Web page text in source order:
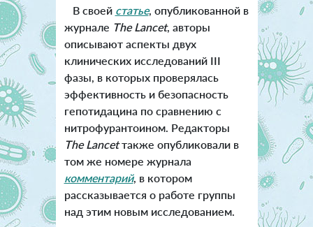
В своей статье, опубликованной в
журнале The Lancet, авторы
описывают аспекты двух
клинических исследований III
фазы, в которых проверялась
эффективность и безопасность
гепотидацина по сравнению с
нитрофурантоином. Редакторы
The Lancetтакже опубликовали в
том же номере журнала
комментарий, в котором
рассказывается о работе группы
над этим новым исследованием.